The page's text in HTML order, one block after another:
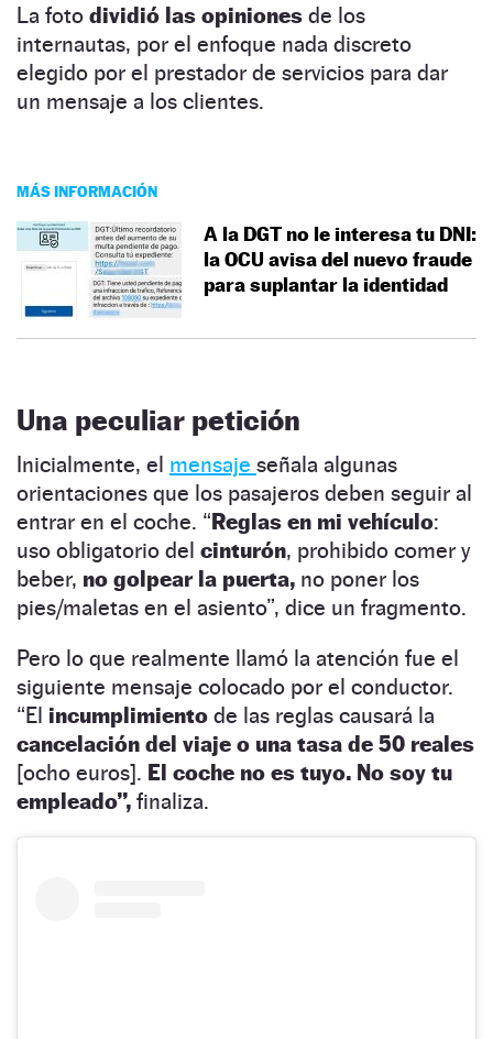
La foto dividió las opiniones de los
internautas, por el enfoque nada discreto
elegido por el prestador de servicios para dar
un mensaje a los clientes.
MÁS INFORMACIÓN
A la DGT no le interesa tu DNI:
la OCU avisa del nuevo fraude
para suplantar la identidad
Una peculiar petición
Inicialmente, el mensaje señala algunas
orientaciones que los pasajeros deben seguir al
entrar en el coche. “Reglas en mi vehículo:
uso obligatorio del cinturón, prohibido comer y
beber, no golpear la puerta, no poner los
pies/maletas en el asiento”, dice un fragmento.
Pero lo que realmente llamó la atención fue el
siguiente mensaje colocado por el conductor.
“El incumplimiento de las reglas causará la
cancelación del viaje o una tasa de 50 reales
[ocho euros]. El coche no es tuyo. No soy tu
empleado”, finaliza.